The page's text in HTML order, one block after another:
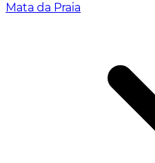
Mata da Praia